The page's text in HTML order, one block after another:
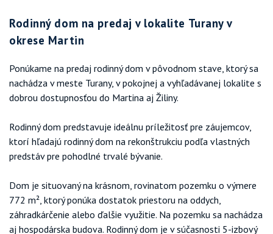
Rodinný dom na predaj v lokalite Turany v
okrese Martin
Ponúkame na predaj rodinný dom v pôvodnom stave, ktorý sa
nachádza v meste Turany, v pokojnej a vyhľadávanej lokalite s
dobrou dostupnosťou do Martina aj Žiliny.
Rodinný dom predstavuje ideálnu príležitosť pre záujemcov,
ktorí hľadajú rodinný dom na rekonštrukciu podľa vlastných
predstáv pre pohodlné trvalé bývanie.
Dom je situovaný na krásnom, rovinatom pozemku o výmere
772 m², ktorý ponúka dostatok priestoru na oddych,
záhradkárčenie alebo ďalšie využitie. Na pozemku sa nachádza
aj hospodárska budova. Rodinný dom je v súčasnosti 5-izbový